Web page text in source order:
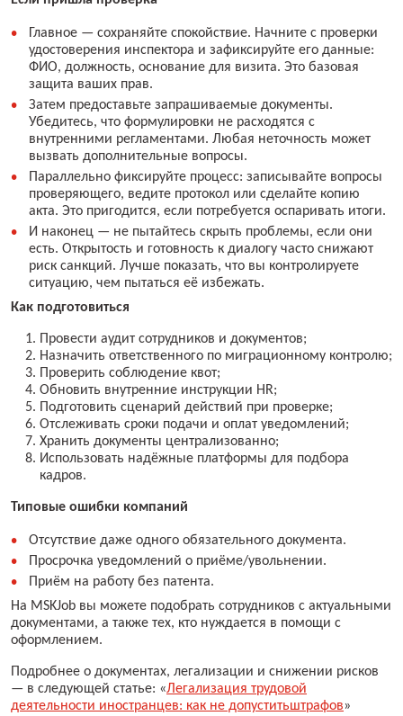
Главное — сохраняйте спокойствие. Начните с проверки
удостоверения инспектора и зафиксируйте его данные:
ФИО, должность, основание для визита. Это базовая
защита ваших прав.
Затем предоставьте запрашиваемые документы.
Убедитесь, что формулировки не расходятся с
внутренними регламентами. Любая неточность может
вызвать дополнительные вопросы.
Параллельно фиксируйте процесс: записывайте вопросы
проверяющего, ведите протокол или сделайте копию
акта. Это пригодится, если потребуется оспаривать итоги.
И наконец — не пытайтесь скрыть проблемы, если они
есть. Открытость и готовность к диалогу часто снижают
риск санкций. Лучше показать, что вы контролируете
ситуацию, чем пытаться её избежать.
Как подготовиться
Провести аудит сотрудников и документов;
Назначить ответственного по миграционному контролю;
Проверить соблюдение квот;
Обновить внутренние инструкции HR;
Подготовить сценарий действий при проверке;
Отслеживать сроки подачи и оплат уведомлений;
Хранить документы централизованно;
Использовать надёжные платформы для подбора
кадров.
Типовые ошибки компаний
Отсутствие даже одного обязательного документа.
Просрочка уведомлений о приёме/увольнении.
Приём на работу без патента.
На MSKJob вы можете подобрать сотрудников с актуальными
документами, а также тех, кто нуждается в помощи с
оформлением.
Подробнее о документах, легализации и снижении рисков
— в следующей статье: «Легализация трудовой
деятельности иностранцев: как не допуститьштрафов»